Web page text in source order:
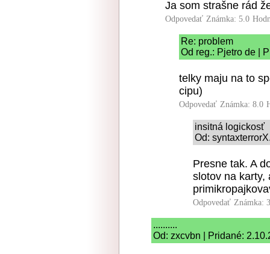
Ja som strašne rád
Odpovedať Známka: 5.0
Re: problem
Od reg.: Pjetro de |
telky maju na to
cipu)
Odpovedať Známka: 8.0
insitná logickosť
Od:
Presne tak. A
slotov na karty,
Odpovedať Známka:
..........
Od: zxcvbn | Pridané: